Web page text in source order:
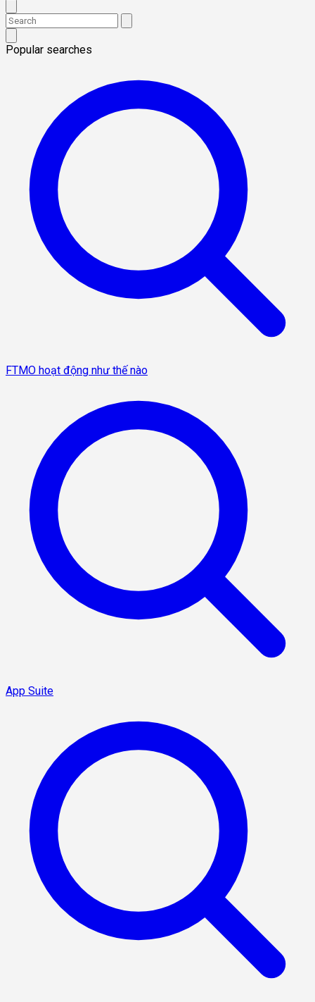
Popular searches
FTMO hoạt động như thế nào
App Suite